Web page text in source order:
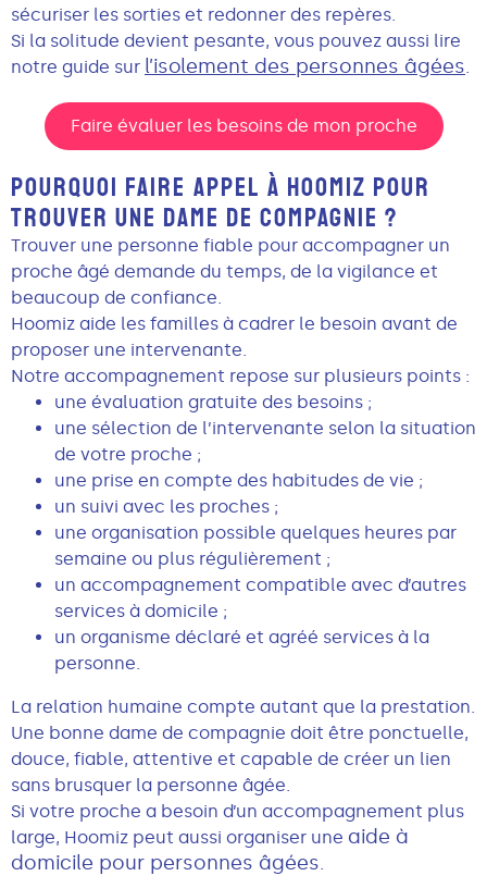
sécuriser les sorties et redonner des repères.
Si la solitude devient pesante, vous pouvez aussi lire
notre guide sur l’isolement des personnes âgées.
Faire évaluer les besoins de mon proche
POURQUOI FAIRE APPEL À HOOMIZ POUR
TROUVER UNE DAME DE COMPAGNIE ?
Trouver une personne fiable pour accompagner un
proche âgé demande du temps, de la vigilance et
beaucoup de confiance.
Hoomiz aide les familles à cadrer le besoin avant de
proposer une intervenante.
Notre accompagnement repose sur plusieurs points :
une évaluation gratuite des besoins ;
une sélection de l’intervenante selon la situation
de votre proche ;
une prise en compte des habitudes de vie ;
un suivi avec les proches ;
une organisation possible quelques heures par
semaine ou plus régulièrement ;
un accompagnement compatible avec d’autres
services à domicile ;
un organisme déclaré et agréé services à la
personne.
La relation humaine compte autant que la prestation.
Une bonne dame de compagnie doit être ponctuelle,
douce, fiable, attentive et capable de créer un lien
sans brusquer la personne âgée.
Si votre proche a besoin d’un accompagnement plus
large, Hoomiz peut aussi organiser une aide à
domicile pour personnes âgées.